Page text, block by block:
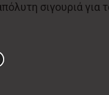
σιγουριά για